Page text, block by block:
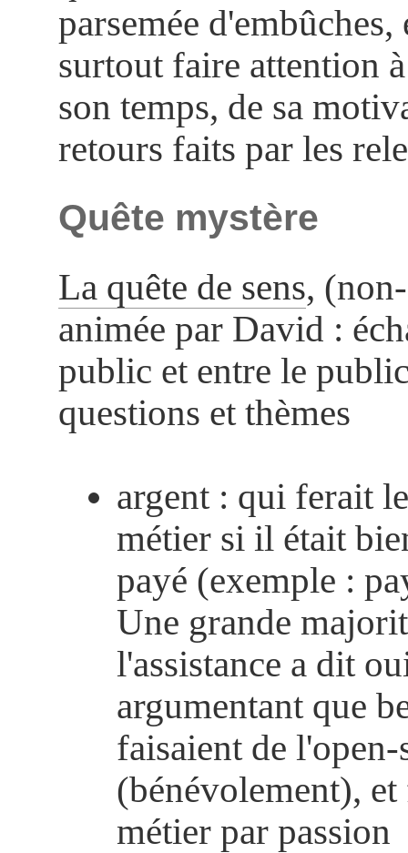
parsemée
surtout faire attention
son temps, de sa
retours faits par les
Quête mystère
La quête de sens,
animée par David :
public et entre le
questions et thèmes
argent : qui ferait
métier si il était
payé (exemple :
Une grande
l'assistance a dit
argumentant que
faisaient de l'open-
(bénévolement),
métier par passion